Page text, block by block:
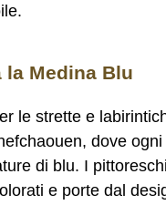
la Medina Blu
le strette e
dove
di blu. I
e porte dal